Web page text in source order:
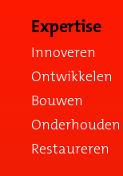
Expertise
Innoveren
Ontwikkelen
Bouwen
Restaureren